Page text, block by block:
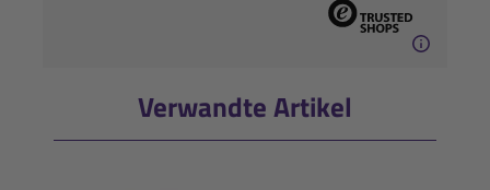
Verwandte Artikel